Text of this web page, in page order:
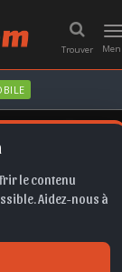
le contenu
Aidez-nous à
Trouver